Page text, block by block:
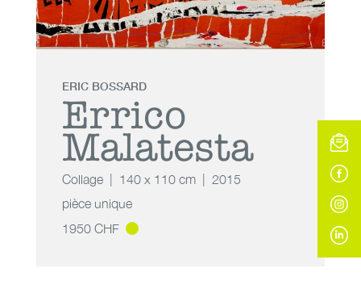
ERIC BOSSARD
Errico
Malatesta
Collage 140 x 110 cm
2015
pièce unique
1950 CHF